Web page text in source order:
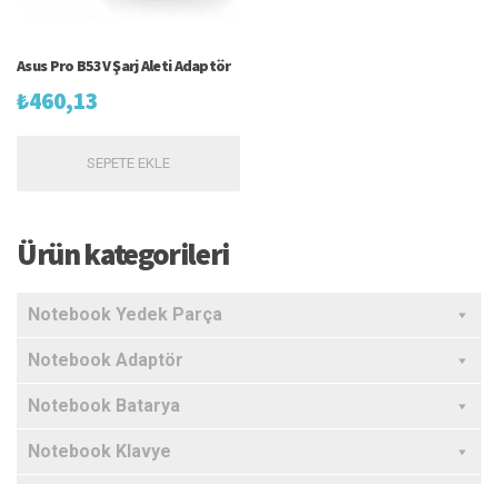
Asus Pro B53V Şarj Aleti Adaptör
₺460,13
SEPETE EKLE
Ürün kategorileri
Notebook Yedek Parça
Notebook Adaptör
Notebook Batarya
Notebook Klavye